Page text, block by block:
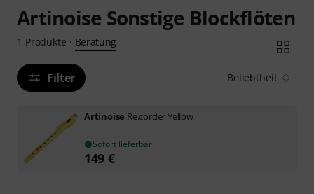
Artinoise Sonstige Blockflöten
1 Produkte · Beratung
Filter Beliebtheit
Artinoise Re.corder Yellow
Sofort lieferbar
149 €